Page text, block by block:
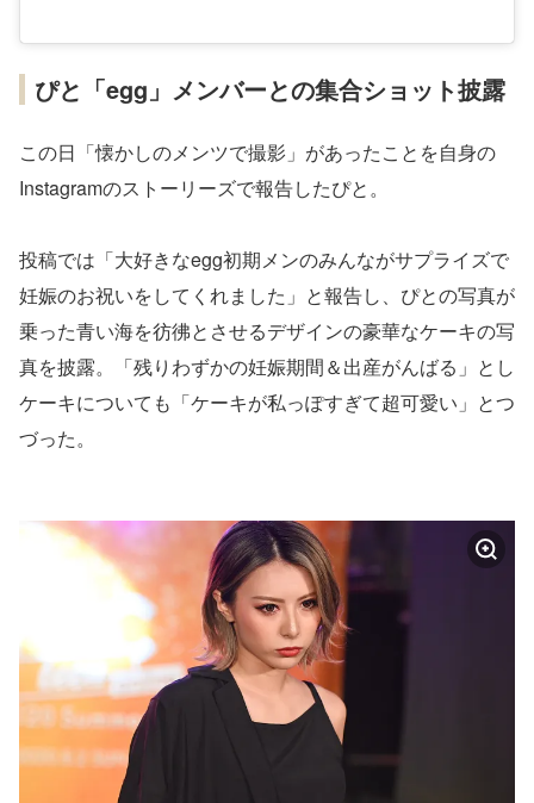
ぴと「egg」メンバーとの集合ショット披露
この日「懐かしのメンツで撮影」があったことを自身の
Instagramのストーリーズで報告したぴと。
投稿では「大好きなegg初期メンのみんながサプライズで
妊娠のお祝いをしてくれました」と報告し、ぴとの写真が
乗った青い海を彷彿とさせるデザインの豪華なケーキの写
真を披露。「残りわずかの妊娠期間＆出産がんばる」とし
ケーキについても「ケーキが私っぽすぎて超可愛い」とつ
づった。